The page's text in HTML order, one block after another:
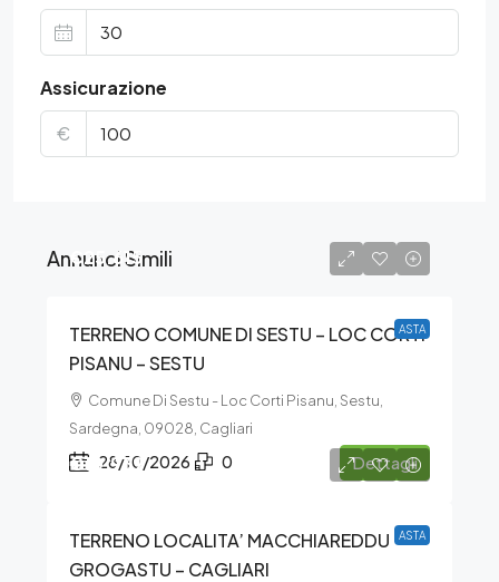
Assicurazione
€
Annunci Simili
ASTA
€25.615
TERRENO COMUNE DI SESTU – LOC CORTI
PISANU – SESTU
Comune Di Sestu - Loc Corti Pisanu, Sestu,
Sardegna, 09028, Cagliari
28/10/2026 0 Dettagli
ASTA
€10.939
TERRENO LOCALITA’ MACCHIAREDDU
GROGASTU – CAGLIARI